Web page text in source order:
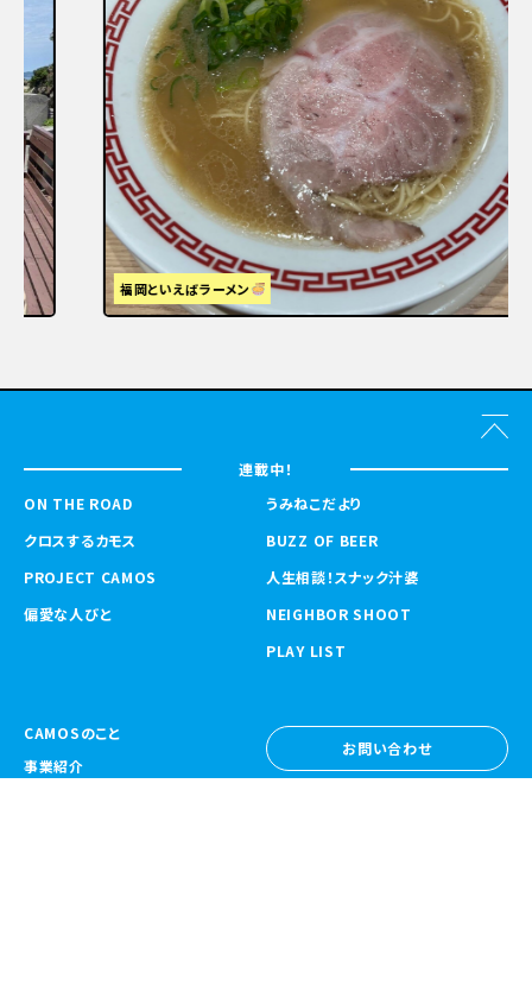
福岡といえばラーメン
連載中！
ON THE ROAD
クロスするカモス
PROJECT CAMOS
偏愛な人びと
うみねこだより
BUZZ OF BEER
人生相談！スナック汁婆
NEIGHBOR SHOOT
PLAY LIST
CAMOSのこと
事業紹介
お問い合わせ